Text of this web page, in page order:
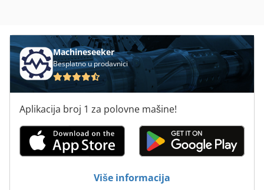
Machineseeker
Besplatno u prodavnici
Aplikacija broj 1 za polovne mašine!
Više informacija